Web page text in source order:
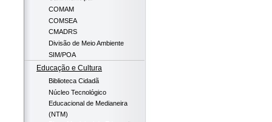
COMAM
COMSEA
CMADRS
Divisão de Meio Ambiente
SIM/POA
Educação e Cultura
Biblioteca Cidadã
Núcleo Tecnológico
Educacional de Medianeira
(NTM)